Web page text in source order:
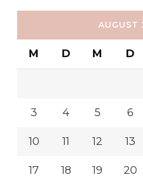
AUGUST
M D M D
3 4 5 6
10 11 12 13
17 18 19 20